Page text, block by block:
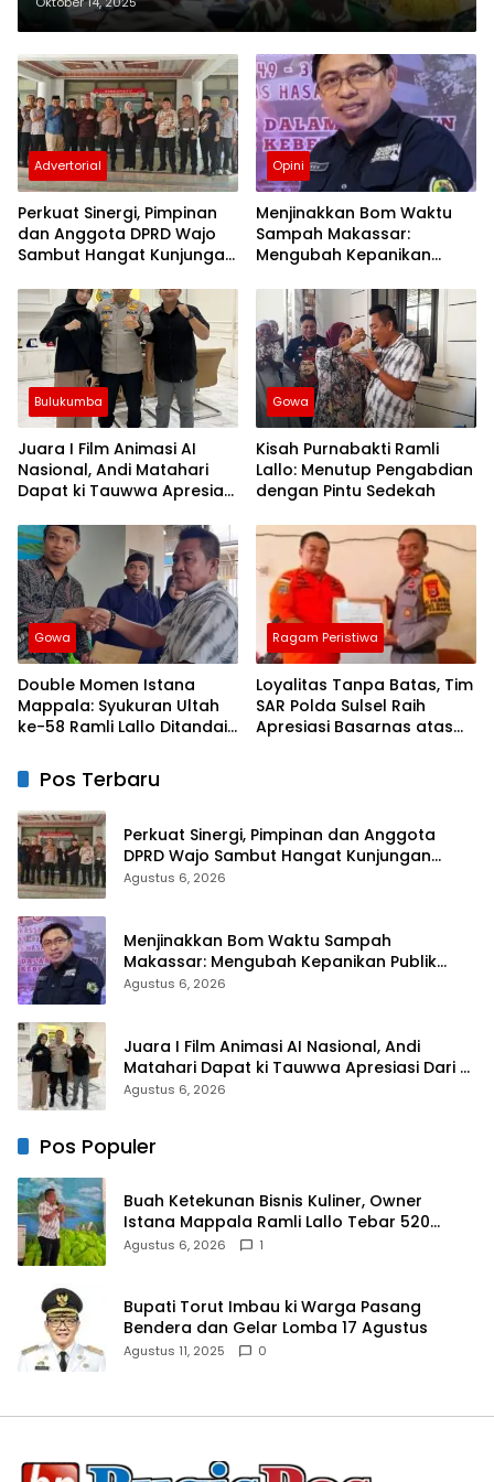
Advertorial
Perkuat Sinergi, Pimpinan
dan Anggota DPRD Wajo
Sambut Hangat Kunjungan
yang Baru
Opini
Menjinakkan Bom Waktu
Sampah Makassar:
Mengubah Kepanikan
Berbasis RT
Bulukumba
Juara I Film Animasi AI
Nasional, Andi Matahari
Dapat ki Tauwwa Apresiasi
Gowa
Kisah Purnabakti Ramli
Lallo: Menutup Pengabdian
dengan Pintu Sedekah
Gowa
Double Momen Istana
Mappala: Syukuran Ultah
ke-58 Ramli Lallo Ditandai
Ibadah
Ragam Peristiwa
Loyalitas Tanpa Batas, Tim
SAR Polda Sulsel Raih
Apresiasi Basarnas atas
Pos Terbaru
Perkuat Sinergi, Pimpinan dan Anggota
DPRD Wajo Sambut Hangat Kunjungan
Silaturahmi Kapolres Wajo yang Baru
Agustus 6, 2026
Menjinakkan Bom Waktu Sampah
Makassar: Mengubah Kepanikan Publik
Menjadi Revolusi Berbasis RT
Agustus 6, 2026
Juara I Film Animasi AI Nasional, Andi
Matahari Dapat ki Tauwwa Apresiasi Dari
Kapolres Bulukumba
Agustus 6, 2026
Pos Populer
Buah Ketekunan Bisnis Kuliner, Owner
Istana Mappala Ramli Lallo Tebar 520
Paket Sembako di Gowa
Agustus 6, 2026 1
Bupati Torut Imbau ki Warga Pasang
Bendera dan Gelar Lomba 17 Agustus
Agustus 11, 2025 0